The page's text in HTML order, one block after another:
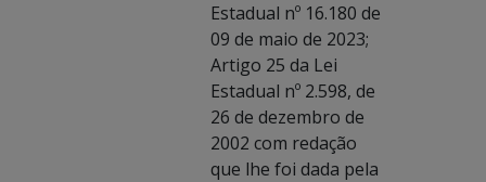
Estadual nº 16.180 de
09 de maio de 2023;
Artigo 25 da Lei
Estadual nº 2.598, de
26 de dezembro de
2002 com redação
que lhe foi dada pela